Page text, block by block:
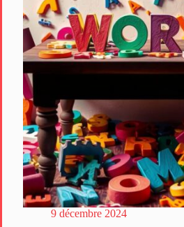
9 décembre 2024